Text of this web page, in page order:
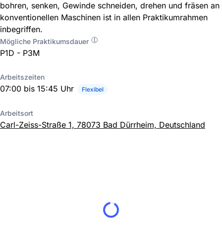
bohren, senken, Gewinde schneiden, drehen und fräsen an
konventionellen Maschinen ist in allen Praktikumrahmen
inbegriffen.
Mögliche Praktikumsdauer
P1D - P3M
Arbeitszeiten
07:00 bis 15:45 Uhr Flexibel
Arbeitsort
Carl-Zeiss-Straße 1, 78073 Bad Dürrheim, Deutschland